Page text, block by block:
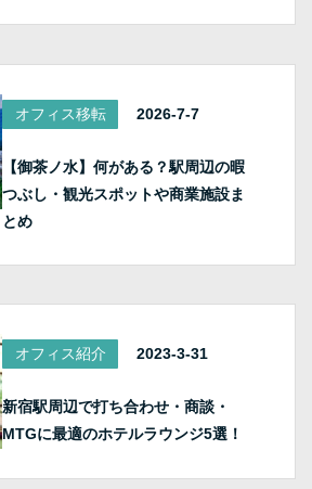
オフィス移転 2026-7-7
【御茶ノ水】何がある？駅周辺の暇
つぶし・観光スポットや商業施設ま
とめ
オフィス紹介 2023-3-31
新宿駅周辺で打ち合わせ・商談・
MTGに最適のホテルラウンジ5選！